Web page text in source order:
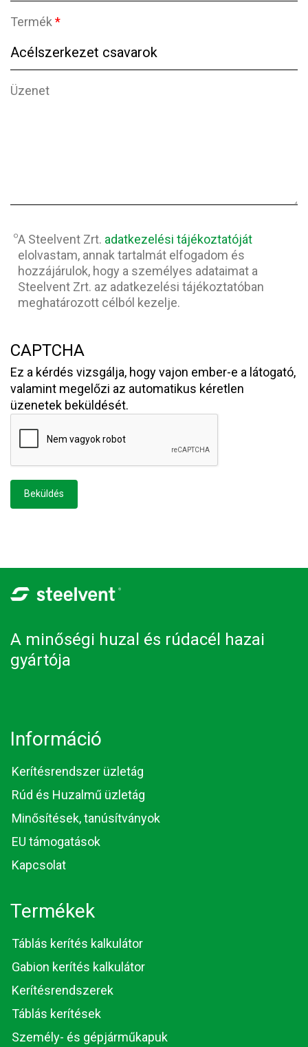
Termék*
Üzenet
A Steelvent Zrt. adatkezelési tájékoztatóját
elolvastam, annak tartalmát elfogadom és
hozzájárulok, hogy a személyes adataimat a
Steelvent Zrt. az adatkezelési tájékoztatóban
meghatározott célból kezelje.
CAPTCHA
Ez a kérdés vizsgálja, hogy vajon ember-e a látogató,
valamint megelőzi az automatikus kéretlen
üzenetek beküldését.
A minőségi huzal és rúdacél hazai
gyártója
Információ
Kerítésrendszer üzletág
Rúd és Huzalmű üzletág
Minősítések, tanúsítványok
EU támogatások
Kapcsolat
Termékek
Táblás kerítés kalkulátor
Gabion kerítés kalkulátor
Kerítésrendszerek
Táblás kerítések
Személy- és gépjárműkapuk